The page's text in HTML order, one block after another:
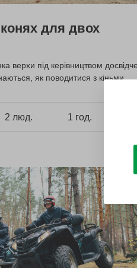
для двох
верхи під керівництвом
як поводитися з кіньми.
2 люд. 1 год.